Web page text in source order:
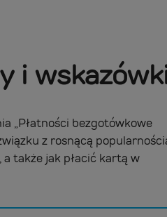
i
„Płatności bezgotówkowe
z rosnącą
także jak płacić kartą w